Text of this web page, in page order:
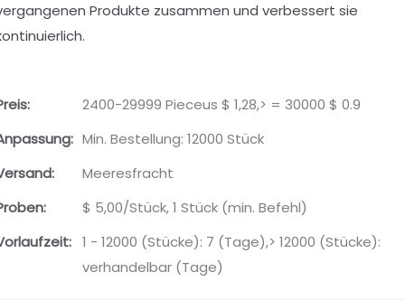
Produkte zusammen und verbessert sie
2400-29999 Pieceus $ 1,28,> = 30000 $ 0.9
Min. Bestellung: 12000 Stück
Meeresfracht
$ 5,00/Stück, 1 Stück (min. Befehl)
1 - 12000 (Stücke): 7 (Tage),> 12000 (Stücke):
verhandelbar (Tage)